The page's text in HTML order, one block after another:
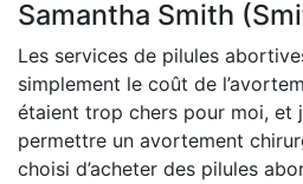
Samantha Smith
Les services de pilules
simplement le coût de
étaient trop chers pour moi, et
permettre un avortement
choisi d’acheter des pilules